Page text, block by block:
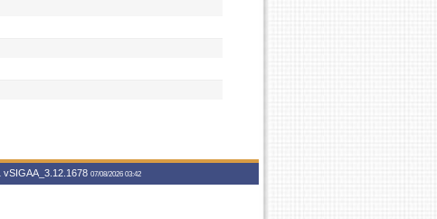
vSIGAA_3.12.1678 07/08/2026 03:42